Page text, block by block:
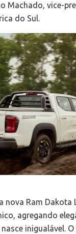
Machado, vice-
do Sul.
nova Ram Dakota
agregando
inigualável.